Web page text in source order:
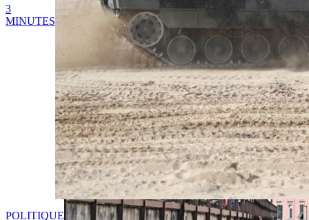
3
MINUTES
POLITIQUE